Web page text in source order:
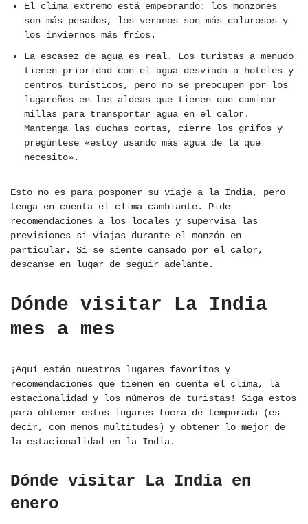
El clima extremo está empeorando: los monzones
son más pesados, los veranos son más calurosos y
los inviernos más fríos.
La escasez de agua es real. Los turistas a menudo
tienen prioridad con el agua desviada a hoteles y
centros turísticos, pero no se preocupen por los
lugareños en las aldeas que tienen que caminar
millas para transportar agua en el calor.
Mantenga las duchas cortas, cierre los grifos y
pregúntese «estoy usando más agua de la que
necesito».
Esto no es para posponer su viaje a la India, pero
tenga en cuenta el clima cambiante. Pide
recomendaciones a los locales y supervisa las
previsiones si viajas durante el monzón en
particular. Si se siente cansado por el calor,
descanse en lugar de seguir adelante.
Dónde visitar La India
mes a mes
¡Aquí están nuestros lugares favoritos y
recomendaciones que tienen en cuenta el clima, la
estacionalidad y los números de turistas! Siga estos
para obtener estos lugares fuera de temporada (es
decir, con menos multitudes) y obtener lo mejor de
la estacionalidad en la India.
Dónde visitar La India en
enero